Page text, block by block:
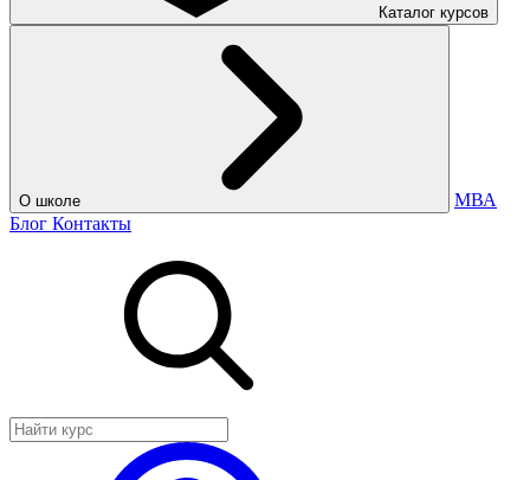
Каталог курсов
О школе
МВА
Блог Контакты